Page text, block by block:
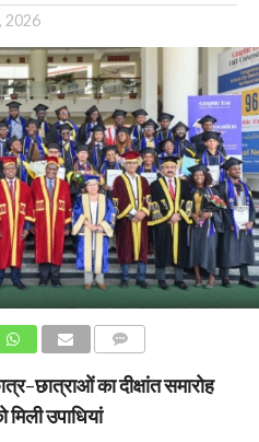
2026
–छात्राओं का दीक्षांत समारोह
मिली उपाधियां